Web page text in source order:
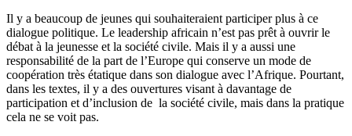
Il y a beaucoup de jeunes qui souhaiteraient participer plus à ce
dialogue politique. Le leadership africain n’est pas prêt à ouvrir le
débat à la jeunesse et la société civile. Mais il y a aussi une
responsabilité de la part de l’Europe qui conserve un mode de
coopération très étatique dans son dialogue avec l’Afrique. Pourtant,
dans les textes, il y a des ouvertures visant à davantage de
participation et d’inclusion de la société civile, mais dans la pratique
cela ne se voit pas.